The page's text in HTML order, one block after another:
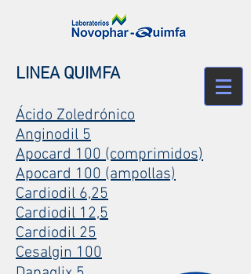
LINEA QUIMFA
Ácido Zoledrónico
Anginodil 5
Apocard 100 (comprimidos)
Apocard 100 (ampollas)
Cardiodil 6,25
Cardiodil 12,5
Cardiodil 25
Cesalgin 100